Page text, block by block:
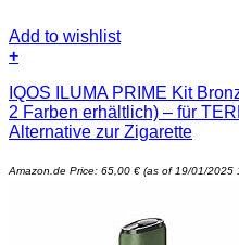
Add to wishlist
+
IQOS ILUMA PRIME Kit
2 Farben erhältlich) – für
Alternative zur Zigarette
Amazon.de Price: 65,00 € (as of 19/01/2025